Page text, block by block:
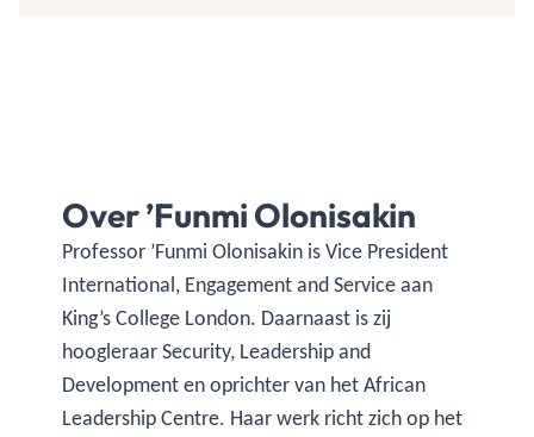
Over ’Funmi Olonisakin
Professor ’Funmi Olonisakin is Vice President
International, Engagement and Service aan
King’s College London. Daarnaast is zij
hoogleraar Security, Leadership and
Development en oprichter van het African
Leadership Centre. Haar werk richt zich op het